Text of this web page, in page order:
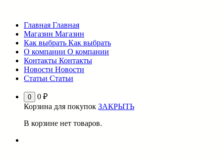
содержимому
Главная Главная
Магазин Магазин
Как выбрать Как выбрать
О компании О компании
Контакты Контакты
Новости Новости
Статьи Статьи
0 0 ₽
Корзина для покупок ЗАКРЫТЬ
В корзине нет товаров.